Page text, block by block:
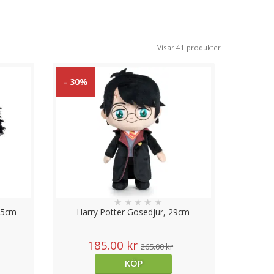
barn. Genom att delta i lek med
populära TV-program eller sagor fungera
eller som dekoration i hemmet. Med
Visar 41 produkter
- 30%
Harry Potter Gosedjur, 29cm
★ ★ ★ ★ ★
185.00 kr 265.00 kr
KÖP